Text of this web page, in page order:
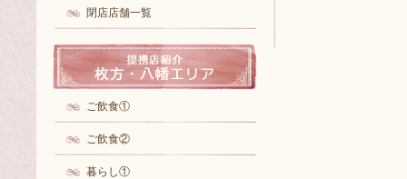
閉店店舗一覧
ご飲食①
ご飲食②
暮らし①